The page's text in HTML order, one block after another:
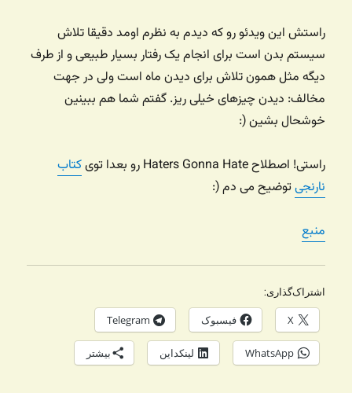
راستش این ویدئو رو که دیدم به نظرم اومد دقیقا تلاش
سیستم بدن است برای انجام یک رفتار بسیار طبیعی و از طرف
دیگه مثل همون تلاش برای دیدن ماه است ولی در جهت
مخالف: دیدن چیزهای خیلی ریز. گفتم شما هم ببینین
خوشحال بشین (:
راستی! اصطلاح Haters Gonna Hate رو بعدا توی
کتاب
نارنجیتوضیح می دم (:
منبع
اشتراک‌گذاری:
X فیسبوک Telegram
WhatsApp لینکداین بیشتر